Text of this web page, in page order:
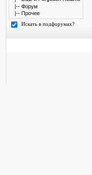
Искать в подфорумах?